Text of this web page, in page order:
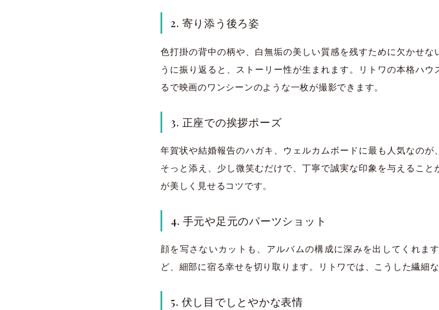
太田店
太田店
2. 寄り添う後ろ姿
色打掛の背中の柄や、白無垢の美しい質感を残すために欠かせ
うに振り返ると、ストーリー性が生まれます。リトワの本格ハ
るで映画のワンシーンのような一枚が撮影できます。
3. 正座での挨拶ポーズ
年賀状や結婚報告のハガキ、ウェルカムボードに最も人気なの
そっと添え、少し微笑むだけで、丁寧で誠実な印象を与えるこ
が美しく見せるコツです。
4. 手元や足元のパーツショット
顔を写さないカットも、アルバムの構成に深みを出してくれま
ど、細部に宿る幸せを切り取ります。リトワでは、こうした繊細
5. 伏し目でしとやかな表情